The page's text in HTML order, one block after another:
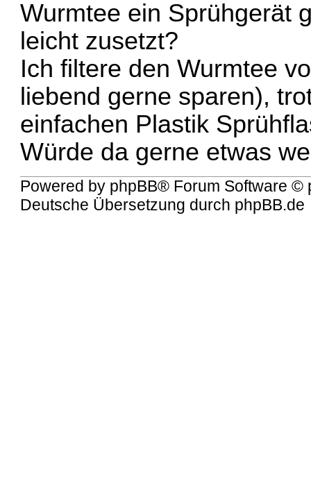
Wurmtee ein Sprühgerät
leicht zusetzt?
Ich filtere den Wurmtee
liebend gerne sparen),
einfachen Plastik
Würde da gerne etwas
Powered by phpBB® Forum Software ©
Deutsche Übersetzung durch phpBB.de